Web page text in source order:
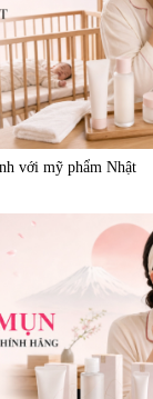
với mỹ phẩm Nhật